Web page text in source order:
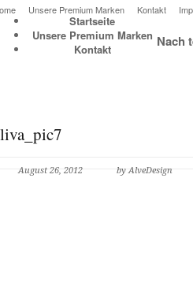
Unsere Premium Marken Kontakt
Nach
Startseite
Unsere Premium Marken
Kontakt
liva_pic7
August 26, 2012 by AlveDesign